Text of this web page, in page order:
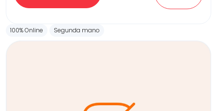
100% Online Segunda mano